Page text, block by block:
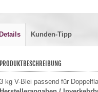
Details Kunden-Tipp
PRODUKTBESCHREIBUNG
3 kg V-Blei passend für